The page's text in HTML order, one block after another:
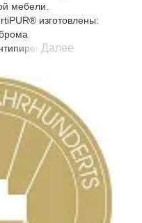
мебели.
изготовлены:
этого типа
из таких
для
соотвествующего
металлов.
обычными
наличию
(ртуть в рыбе)
игрушках)
Далее